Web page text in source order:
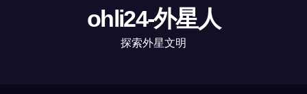
ohli24-外星人
探索外星文明